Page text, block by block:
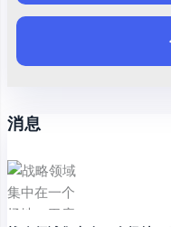
消息